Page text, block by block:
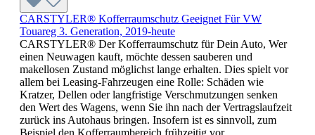
CARSTYLER® Kofferraumschutz Geeignet Für VW
Touareg 3. Generation, 2019-heute
CARSTYLER® Der Kofferraumschutz für Dein Auto, Wer
einen Neuwagen kauft, möchte dessen sauberen und
makellosen Zustand möglichst lange erhalten. Dies spielt vor
allem bei Leasing-Fahrzeugen eine Rolle: Schäden wie
Kratzer, Dellen oder langfristige Verschmutzungen senken
den Wert des Wagens, wenn Sie ihn nach der Vertragslaufzeit
zurück ins Autohaus bringen. Insofern ist es sinnvoll, zum
Beispiel den Kofferraumbereich frühzeitig vor